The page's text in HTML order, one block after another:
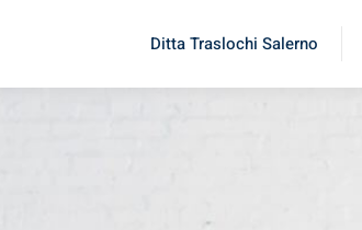
Ditta Traslochi Salerno